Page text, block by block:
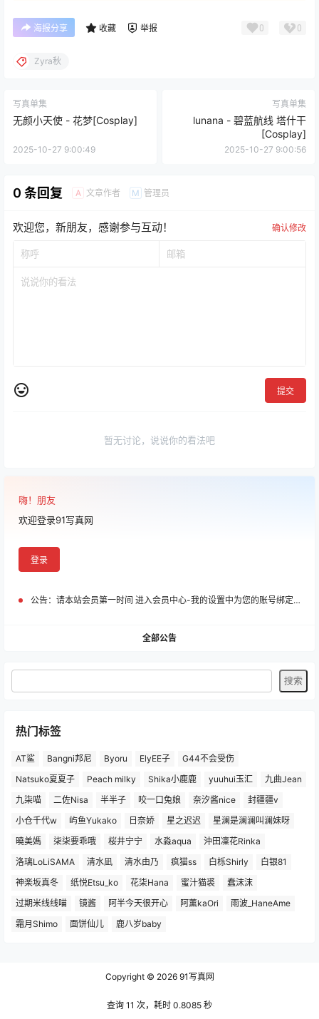
海报分享 收藏 举报 0 0
Zyra秋
写真单集
无颜小天使 - 花梦[Cosplay]
2025-10-27 9:00:49
写真单集
lunana - 碧蓝航线 塔什干
[Cosplay]
2025-10-27 9:00:56
0 条回复 A 文章作者 M 管理员
欢迎您，新朋友，感谢参与互动！ 确认修改
提交
暂无讨论，说说你的看法吧
嗨！朋友
欢迎登录91写真网
登录
公告： 请本站会员第一时间 进入会员中心-我的设置中为您的账号绑定邮箱!
全部公告
热门标签
AT鲨 Bangni邦尼 Byoru ElyEE子
G44不会受伤
Natsuko夏夏子
Peach milky Shika小鹿鹿 yuuhui玉汇
九曲Jean
九柒喵
二佐Nisa 半半子 咬一口兔娘 奈汐酱nice
封疆疆v
小仓千代w
屿鱼Yukako 日奈娇 星之迟迟
星澜是澜澜叫澜妹呀
曉美媽
柒柒要乖哦 桜井宁宁 水淼aqua
沖田凜花Rinka
洛璃LoLiSAMA
清水凪 清水由乃 疯猫ss 白栎Shirly
白银81
神楽坂真冬
纸悦Etsu_ko 花柒Hana 蜜汁猫裘
蠢沫沫
过期米线线喵
镜酱 阿半今天很开心 阿薰kaOri
雨波_HaneAme
霜月Shimo
面饼仙儿 鹿八岁baby
Copyright © 202691写真网
查询 11 次，耗时 0.8085 秒